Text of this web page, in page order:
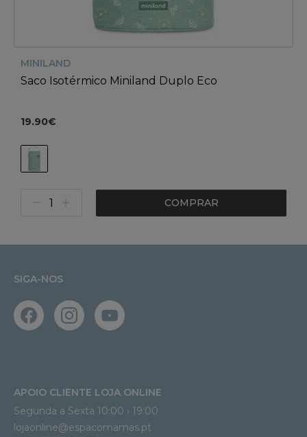
MINILAND
Saco Isotérmico Miniland Duplo Eco
19.90€
COMPRAR
SIGA-NOS
APOIO CLIENTE LOJA ONLINE
Segunda a Sexta 10:00 › 19:00
lojaonline@espacomamas.pt